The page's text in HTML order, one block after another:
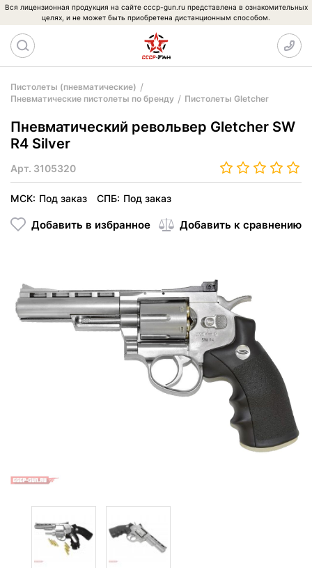
Вся лицензионная продукция на сайте cccp-gun.ru представлена в ознакомительных
целях, и не может быть приобретена дистанционным способом.
Пистолеты (пневматические)
Пневматические пистолеты по бренду
Пистолеты Gletcher
Пневматический револьвер Gletcher SW
R4 Silver
Арт. 3105320
МСК: Под заказ СПБ: Под заказ
Добавить в избранное Добавить к сравнению